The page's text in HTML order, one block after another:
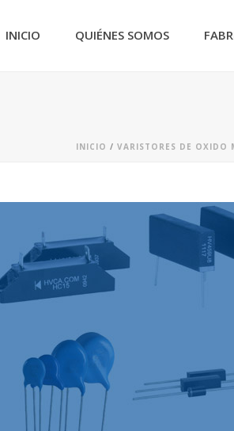
INICIO QUIÉNES SOMOS
INICIO / VARISTORES DE OXIDO